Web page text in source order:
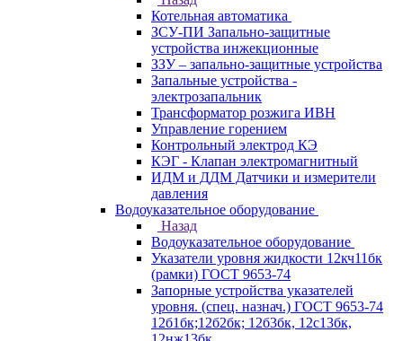
Котельная автоматика
ЗСУ-ПИ Запально-защитные
устройства инжекционные
ЗЗУ – запально-защитные устройства
Запальные устройства -
электрозапальник
Трансформатор розжига ИВН
Управление горением
Контрольный электрод КЭ
КЭГ - Клапан электромагнитный
ИДМ и ДДМ Датчики и измерители
давления
Водоуказательное оборудование
Назад
Водоуказательное оборудование
Указатели уровня жидкости 12кч11бк
(рамки) ГОСТ 9653-74
Запорные устройства указателей
уровня. (спец. назнач.) ГОСТ 9653-74
12б1бк;12б2бк; 12б3бк, 12с13бк,